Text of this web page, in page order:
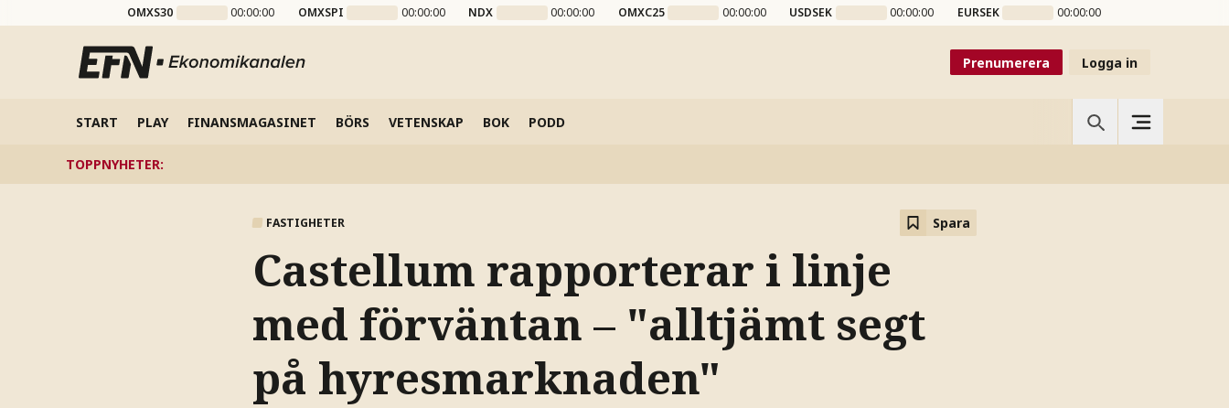
OMXS30 00:00:00 OMXSPI 00:00:00 NDX 00:00:00 OMXC25 00:00:00 USDSEK 00:00:00 EURSEK 00:00:00
Prenumerera Logga in
START PLAY FINANSMAGASINET BÖRS VETENSKAP BOK PODD
TOPPNYHETER:
FASTIGHETER Spara
Castellum rapporterar i linje
med förväntan – "alltjämt segt
på hyresmarknaden"